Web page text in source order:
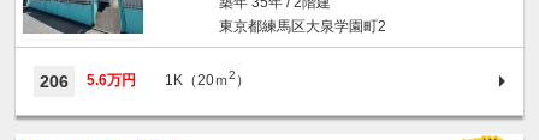
東京都練馬区大泉学園町2
206 5.6万円 1K（20ｍ2 ）